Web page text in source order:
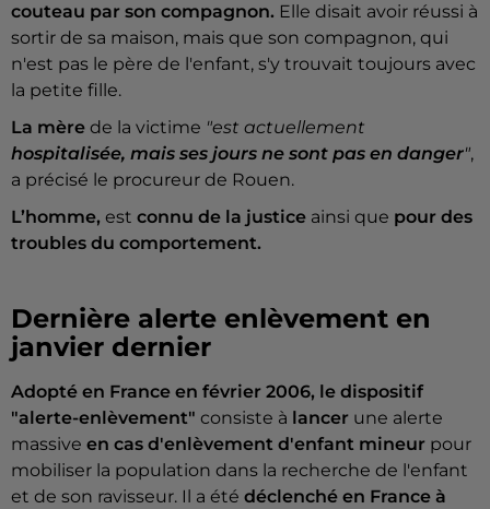
couteau par son compagnon. Elle disait avoir réussi à
sortir de sa maison, mais que son compagnon, qui
n'est pas le père de l'enfant, s'y trouvait toujours avec
la petite fille.
La mère de la victime "est actuellement
hospitalisée, mais ses jours ne sont pas en danger",
a précisé le procureur de Rouen.
L’homme, est connu de la justice ainsi que pour des
troubles du comportement.
Dernière alerte enlèvement en
janvier dernier
Adopté en France en février 2006, le dispositif
"alerte-enlèvement" consiste à lancer une alerte
massive en cas d'enlèvement d'enfant mineur pour
mobiliser la population dans la recherche de l'enfant
et de son ravisseur. Il a été déclenché en France à